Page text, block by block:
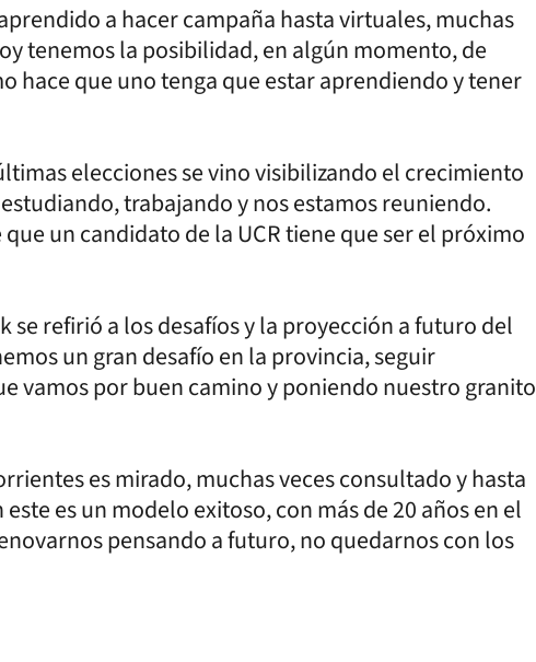
a hacer campaña hasta virtuales, muchas
tenemos la posibilidad, en algún momento, de
hace que uno tenga que estar aprendiendo y tener
elecciones se vino visibilizando el crecimiento
trabajando y nos estamos reuniendo.
un candidato de la UCR tiene que ser el próximo
se refirió a los desafíos y la proyección a futuro del
un gran desafío en la provincia, seguir
vamos por buen camino y poniendo nuestro granito
es mirado, muchas veces consultado y hasta
es un modelo exitoso, con más de 20 años en el
pensando a futuro, no quedarnos con los